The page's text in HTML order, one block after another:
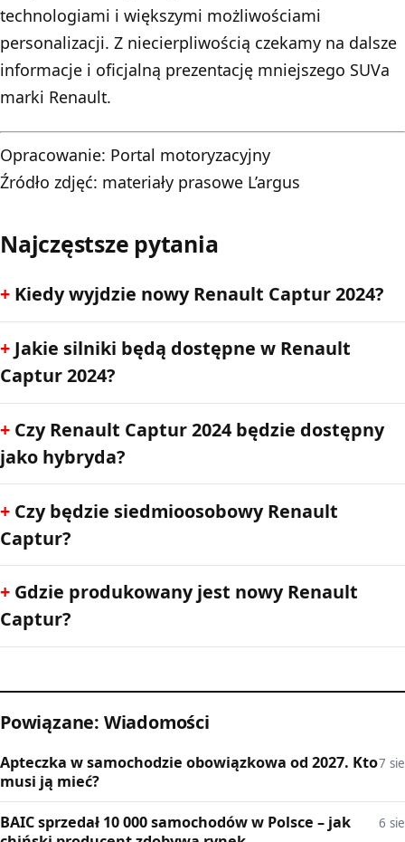
technologiami i większymi możliwościami
personalizacji. Z niecierpliwością czekamy na dalsze
informacje i oficjalną prezentację mniejszego SUVa
marki Renault.
Opracowanie: Portal motoryzacyjny
Źródło zdjęć: materiały prasowe L’argus
Najczęstsze pytania
Kiedy wyjdzie nowy Renault Captur 2024?
Jakie silniki będą dostępne w Renault
Captur 2024?
Czy Renault Captur 2024 będzie dostępny
jako hybryda?
Czy będzie siedmioosobowy Renault
Captur?
Gdzie produkowany jest nowy Renault
Captur?
Powiązane: Wiadomości
Apteczka w samochodzie obowiązkowa od 2027. Kto
musi ją mieć?
7 sie
BAIC sprzedał 10 000 samochodów w Polsce – jak
6 sie